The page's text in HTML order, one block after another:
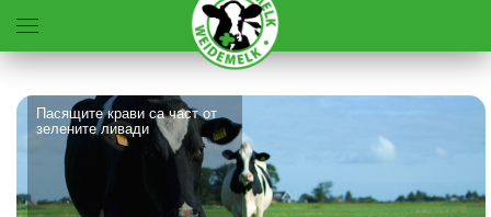
Skip to main content
Пасящите крави са част от
зелените ливади